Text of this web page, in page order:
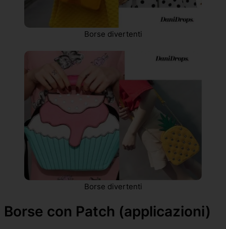
Borse divertenti
Borse divertenti
Borse con Patch (applicazioni)